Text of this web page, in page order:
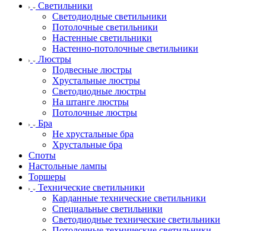
Светильники
Светодиодные светильники
Потолочные светильники
Настенные светильники
Настенно-потолочные светильники
Люстры
Подвесные люстры
Хрустальные люстры
Светодиодные люстры
На штанге люстры
Потолочные люстры
Бра
Не хрустальные бра
Хрустальные бра
Споты
Настольные лампы
Торшеры
Технические светильники
Карданные технические светильники
Специальные светильники
Светодиодные технические светильники